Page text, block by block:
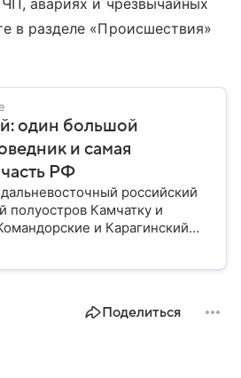
авариях и чрезвычайных
в разделе «Происшествия»
один большой
и самая
РФ
российский
полуостров Камчатку и
и Карагинский
известна высокой
Поделиться